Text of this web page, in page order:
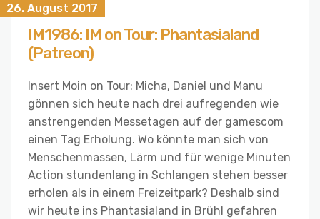
26. August 2017
IM1986: IM on Tour: Phantasialand
(Patreon)
Insert Moin on Tour: Micha, Daniel und Manu
gönnen sich heute nach drei aufregenden wie
anstrengenden Messetagen auf der gamescom
einen Tag Erholung. Wo könnte man sich von
Menschenmassen, Lärm und für wenige Minuten
Action stundenlang in Schlangen stehen besser
erholen als in einem Freizeitpark? Deshalb sind
wir heute ins Phantasialand in Brühl gefahren